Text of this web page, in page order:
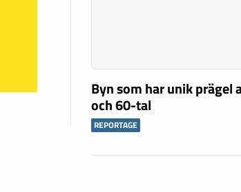
Byn som har unik prägel
och 60-tal
REPORTAGE